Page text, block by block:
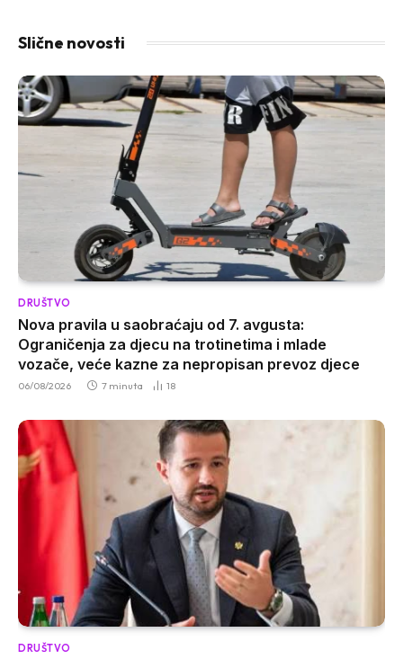
Slične novosti
DRUŠTVO
Nova pravila u saobraćaju od 7. avgusta:
Ograničenja za djecu na trotinetima i mlade
vozače, veće kazne za nepropisan prevoz djece
06/08/2026 7 minuta 18
DRUŠTVO